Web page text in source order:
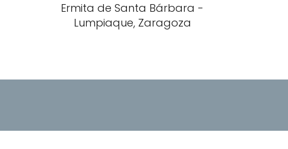
Ermita de Santa Bárbara -
Lumpiaque, Zaragoza